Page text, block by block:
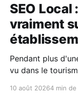
SEO Local
vraiment
Pendant plus
vu dans le
Google Maps ou
10 août 20264 min